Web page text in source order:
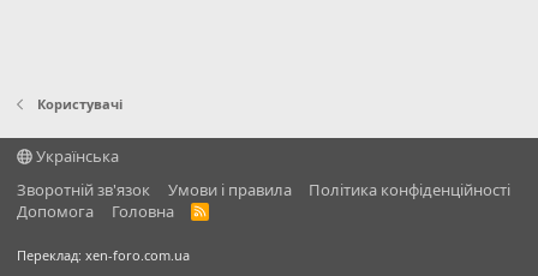
Користувачі
Українська
Зворотній зв'язок
Умови і правила
Політика конфіденційності
Дoпoмoга
Головна
R
Переклад: xen-foro.com.ua